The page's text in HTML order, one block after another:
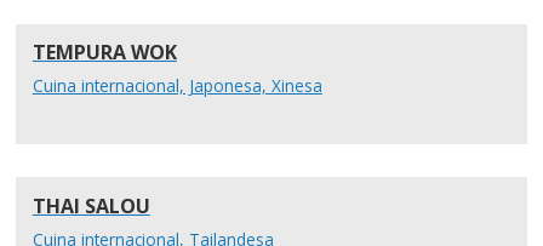
TEMPURA WOK
Cuina internacional, Japonesa, Xinesa
THAI SALOU
Cuina internacional, Tailandesa